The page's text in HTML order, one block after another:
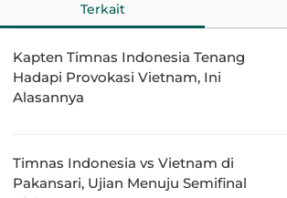
Terkait
Kapten Timnas Indonesia Tenang
Hadapi Provokasi Vietnam, Ini
Alasannya
Timnas Indonesia vs Vietnam di
Pakansari, Ujian Menuju Semifinal